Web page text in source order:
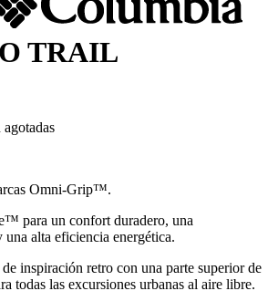
TRAIL
agotadas
Omni-Grip™.
para un confort duradero, una
alta eficiencia energética.
inspiración retro con una parte superior de
todas las excursiones urbanas al aire libre.